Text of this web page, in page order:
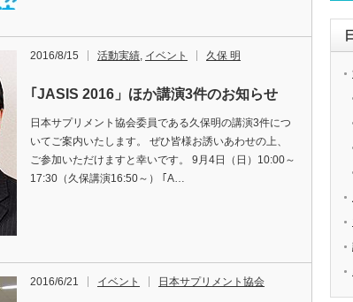
2016/8/15 活動実績 イベント 久保 明
｢JASIS 2016」ほか講演3件のお知らせ
日本サプリメント協会委員である久保明の講演3件につ
いてご案内いたします。 ぜひ皆様お誘いあわせの上、
ご参加いただけますと幸いです。 9月4日（日）10:00～
17:30（久保講演16:50～） ｢A…
2016/6/21 イベント 日本サプリメント協会